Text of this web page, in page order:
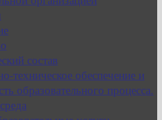
состав
техническое обеспечение и
образовательного процесса.